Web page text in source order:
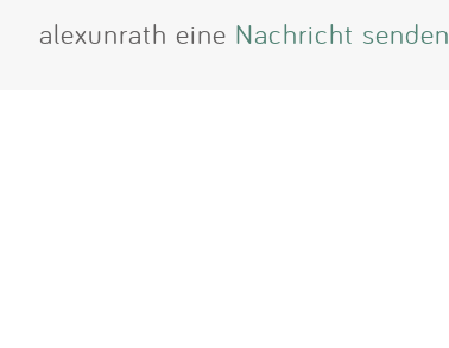
alexunrath eine Nachricht senden